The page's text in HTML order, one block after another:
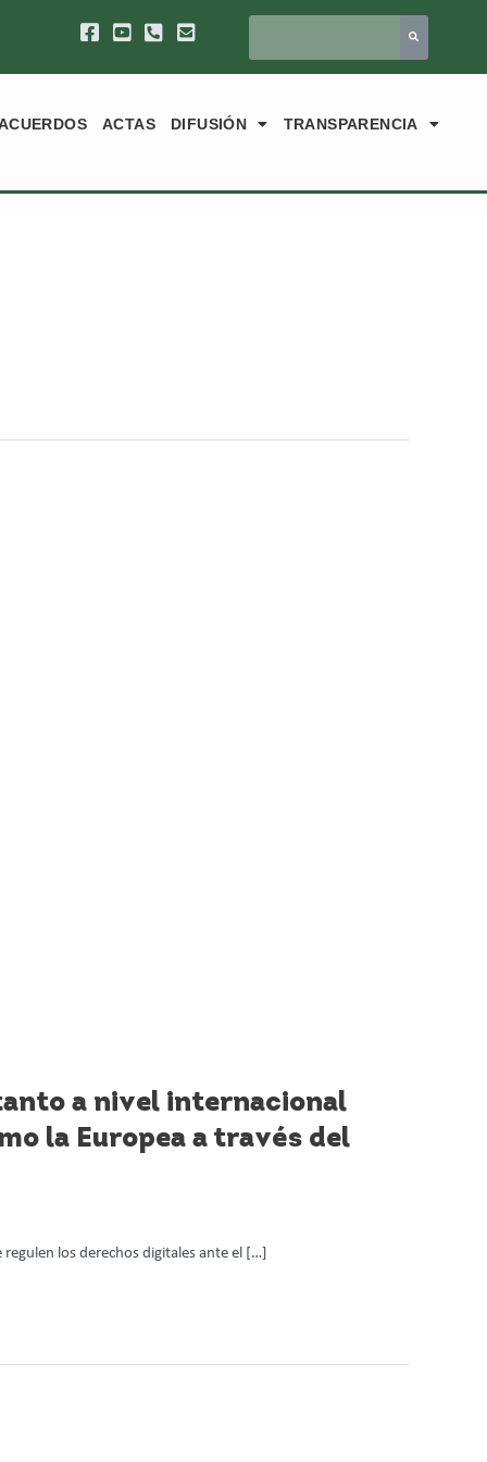
ACTAS DIFUSIÓN TRANSPARENCIA
a nivel internacional
la Europea a través del
los derechos digitales ante el […]